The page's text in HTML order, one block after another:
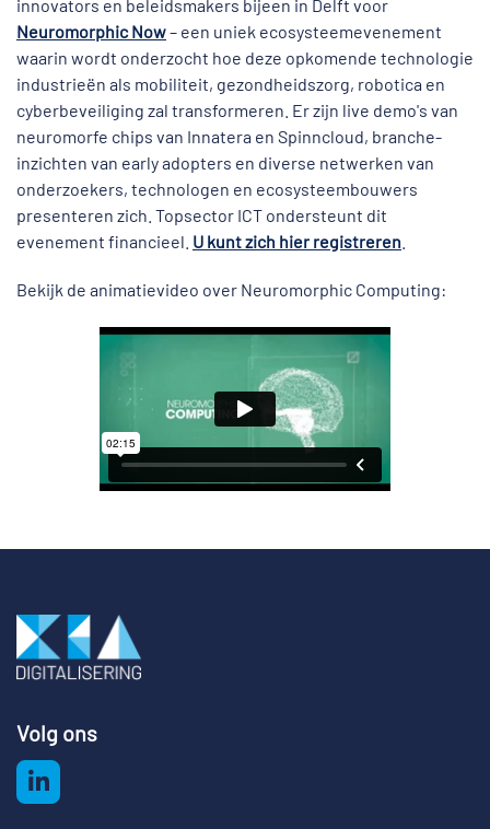
innovators en beleidsmakers bijeen in Delft voor
Neuromorphic Now– een uniek ecosysteemevenement
waarin wordt onderzocht hoe deze opkomende technologie
industrieën als mobiliteit, gezondheidszorg, robotica en
cyberbeveiliging zal transformeren. Er zijn live demo's van
neuromorfe chips van Innatera en Spinncloud, branche-
inzichten van early adopters en diverse netwerken van
onderzoekers, technologen en ecosysteembouwers
presenteren zich. Topsector ICT ondersteunt dit
evenement financieel. U kunt zich hier registreren
Bekijk de animatievideo over Neuromorphic Computing:
Volg ons